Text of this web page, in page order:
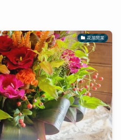
花屋開業